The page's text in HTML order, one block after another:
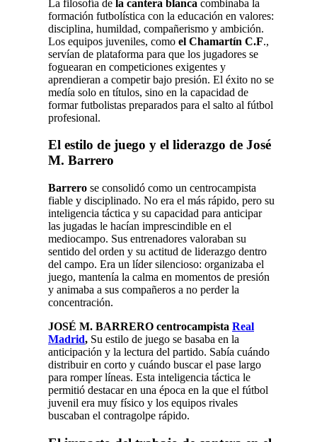
La filosofía de la cantera blanca combinaba la
formación futbolística con la educación en valores:
disciplina, humildad, compañerismo y ambición.
Los equipos juveniles, como el Chamartín C.F.,
servían de plataforma para que los jugadores se
foguearan en competiciones exigentes y
aprendieran a competir bajo presión. El éxito no se
medía solo en títulos, sino en la capacidad de
formar futbolistas preparados para el salto al fútbol
profesional.
El estilo de juego y el liderazgo de José
M. Barrero
Barrero se consolidó como un centrocampista
fiable y disciplinado. No era el más rápido, pero su
inteligencia táctica y su capacidad para anticipar
las jugadas le hacían imprescindible en el
mediocampo. Sus entrenadores valoraban su
sentido del orden y su actitud de liderazgo dentro
del campo. Era un líder silencioso: organizaba el
juego, mantenía la calma en momentos de presión
y animaba a sus compañeros a no perder la
concentración.
JOSÉ M. BARRERO centrocampista Real
Madrid, Su estilo de juego se basaba en la
anticipación y la lectura del partido. Sabía cuándo
distribuir en corto y cuándo buscar el pase largo
para romper líneas. Esta inteligencia táctica le
permitió destacar en una época en la que el fútbol
juvenil era muy físico y los equipos rivales
buscaban el contragolpe rápido.